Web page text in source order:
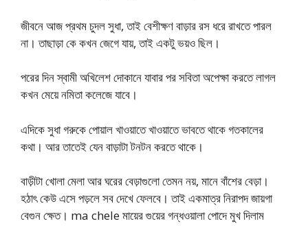
জীবনে আজ প্রথম চুদল সুধা, তাই বেশীক্ষণ বাড়ার রস ধরে রাখতে পারল
না। তাছাড়া কে কখন জেগে যায়, তাই একটু ভয়ও ছিল।
পরের দিন স্বামী অখিলেশ দোকানে যাবার পর সবিতা অপেক্ষা করতে লাগল
কখন মেয়ে নমিতা কলেজে যাবে।
এদিকে সুধা গরুকে পোয়াল খাওয়াতে খাওয়াতে ভাবতে থাকে গতকালের
কথা। আর তাতেই যেন বাড়াটা টনটন করতে থাকে।
বাড়ীটা খোলা মেলা আর ঘরের বেড়াগুলো তেমন নয়, মানে বাঁশের বেড়া।
হঠাৎ কেউ এসে পড়লে সব দেখে ফেলবে। তাই একমাত্র নিরাপদ জায়গা
বেগুন ক্ষেত। ma chele মায়ের গুয়ের গন্ধওয়ালা পোদে মুখ দিলাম